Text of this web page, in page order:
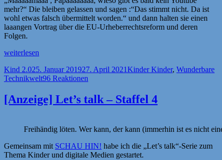
mehr?“ Die bleiben gelassen und sagen :“Das stimmt nicht. Da ist
wohl etwas falsch übermittelt worden.“ und dann halten sie einen
laaangen Vortrag über die EU-Urheberrechtsreform und deren
Folgen.
„Es
nicht
einfach
diesen
Medienpädagogen
weiterlesen
Autor
Kind 2.0Veröffentlicht
am
25. Januar 201927. April 2021Kategorien
Kinder Kinder, Wunderbare
Technikwelt96 Reaktionen
[Anzeige] Let’s talk – Staffel 4
Freihändig löten. Wer kann, der kann (immerhin ist es nicht
Gemeinsam mit SCHAU HIN! habe ich die „Let’s talk“-Serie zum
Thema Kinder und digitale Medien gestartet.